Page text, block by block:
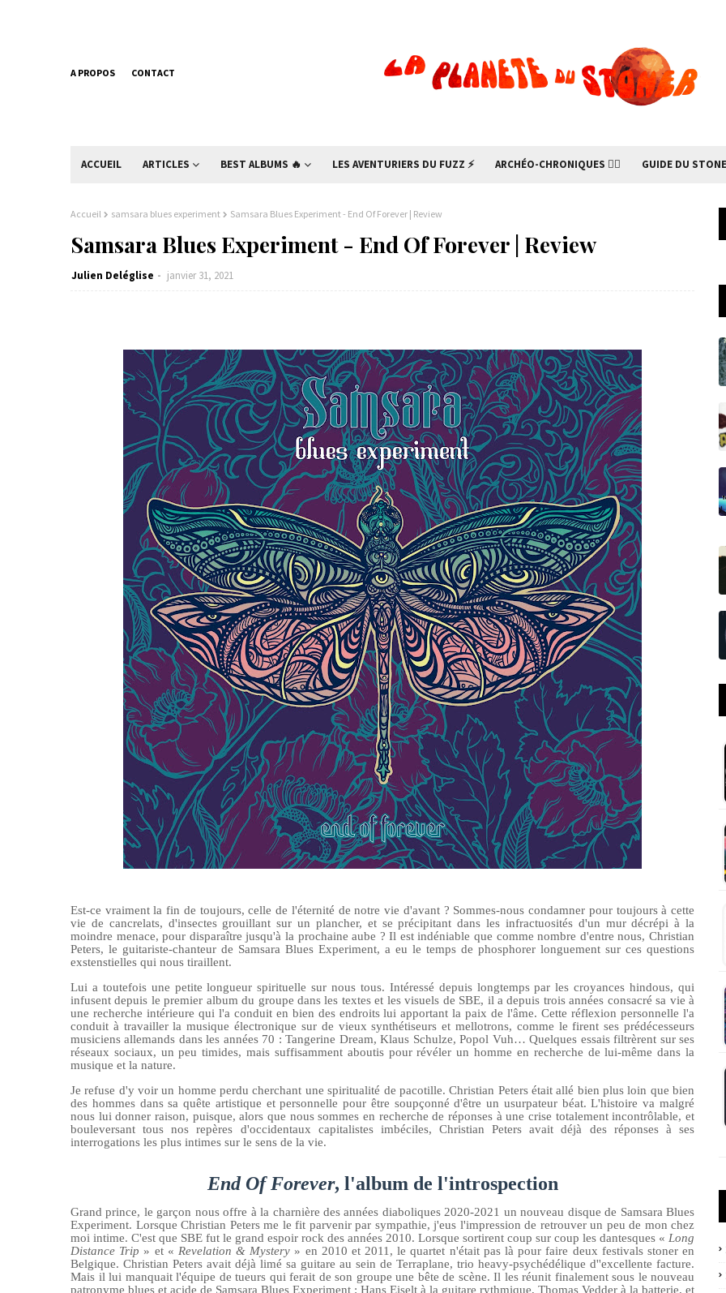
A PROPOS CONTACT
ACCUEIL ARTICLES BEST ALBUMS 🔥 LES AVENTURIERS DU FUZZ ⚡ ARCHÉO-CHRONIQUES 🧙‍♂ GUIDE DU
Accueil samsara blues experiment Samsara Blues Experiment - End Of Forever | Review
Samsara Blues Experiment - End Of Forever | Review
Julien Deléglise janvier 31, 2021
Est-ce vraiment la fin de toujours, celle de l'éternité de notre vie d'avant ? Sommes-nous condamner pour toujours à cette
vie de cancrelats, d'insectes grouillant sur un plancher, et se précipitant dans les infractuosités d'un mur décrépi à la
moindre menace, pour disparaître jusqu'à la prochaine aube ? Il est indéniable que comme nombre d'entre nous, Christian
Peters, le guitariste-chanteur de Samsara Blues Experiment, a eu le temps de phosphorer longuement sur ces questions
exstenstielles qui nous tiraillent.
Lui a toutefois une petite longueur spirituelle sur nous tous. Intéressé depuis longtemps par les croyances hindous, qui
infusent depuis le premier album du groupe dans les textes et les visuels de SBE, il a depuis trois années consacré sa vie à
une recherche intérieure qui l'a conduit en bien des endroits lui apportant la paix de l'âme. Cette réflexion personnelle l'a
conduit à travailler la musique électronique sur de vieux synthétiseurs et mellotrons, comme le firent ses prédécesseurs
musiciens allemands dans les années 70 : Tangerine Dream, Klaus Schulze, Popol Vuh… Quelques essais filtrèrent sur ses
réseaux sociaux, un peu timides, mais suffisamment aboutis pour révéler un homme en recherche de lui-même dans la
musique et la nature.
Je refuse d'y voir un homme perdu cherchant une spiritualité de pacotille. Christian Peters était allé bien plus loin que bien
des hommes dans sa quête artistique et personnelle pour être soupçonné d'être un usurpateur béat. L'histoire va malgré
nous lui donner raison, puisque, alors que nous sommes en recherche de réponses à une crise totalement incontrôlable, et
bouleversant tous nos repères d'occidentaux capitalistes imbéciles, Christian Peters avait déjà des réponses à ses
interrogations les plus intimes sur le sens de la vie.
End Of Forever, l'album de l'introspection
Grand prince, le garçon nous offre à la charnière des années diaboliques 2020-2021 un nouveau disque de Samsara Blues
Experiment. Lorsque Christian Peters me le fit parvenir par sympathie, j'eus l'impression de retrouver un peu de mon chez
moi intime. C'est que SBE fut le grand espoir rock des années 2010. Lorsque sortirent coup sur coup les dantesques « Long
Distance Trip » et « Revelation & Mystery » en 2010 et 2011, le quartet n'était pas là pour faire deux festivals stoner en
Belgique. Christian Peters avait déjà limé sa guitare au sein de Terraplane, trio heavy-psychédélique d''excellente facture.
Mais il lui manquait l'équipe de tueurs qui ferait de son groupe une bête de scène. Il les réunit finalement sous le nouveau
patronyme blues et acide de Samsara Blues Experiment : Hans Eiselt à la guitare rythmique, Thomas Vedder à la batterie, et